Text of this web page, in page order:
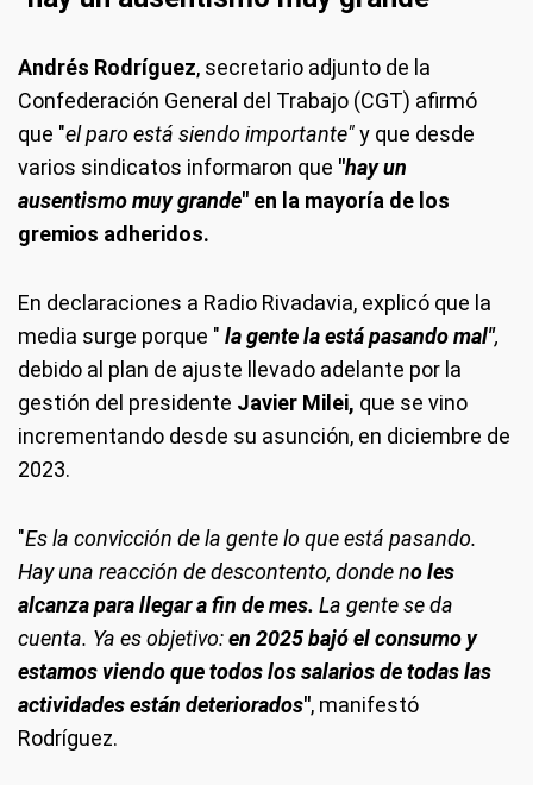
Andrés Rodríguez, secretario adjunto de la
Confederación General del Trabajo (CGT) afirmó
que "el paro está siendo importante"y que desde
varios sindicatos informaron que "hay un
ausentismo muy grande" en la mayoría de los
gremios adheridos.
En declaraciones a Radio Rivadavia, explicó que la
media surge porque " la gente laestá pasando mal",
debido al plan de ajuste llevado adelante por la
gestión del presidente Javier Milei, que se vino
incrementando desde su asunción, en diciembre de
2023.
"Es la convicción de la gente lo que está pasando.
Hay una reacción de descontento, donde no les
alcanza para llegar a fin de mes. La gente se da
cuenta. Ya es objetivo:en 2025 bajó el consumo y
estamos viendo que todos los salarios de todas las
actividades están deteriorados", manifestó
Rodríguez.